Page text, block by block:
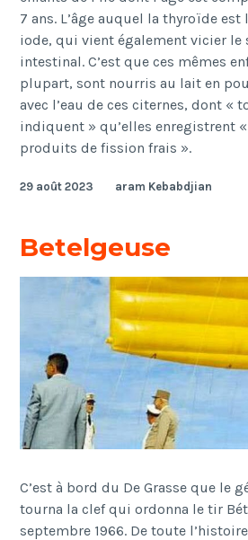
7 ans. L’âge auquel la thyroïde
iode, qui vient également vicier le
intestinal. C’est que ces mêmes
plupart, sont nourris au lait en
avec l’eau de ces citernes, dont «
indiquent » qu’elles enregistrent
produits de fission frais ».
29 août 2023 aram Kebabdjian
Betelgeuse
C’est à bord du De Grasse que le
tourna la clef qui ordonna le tir
septembre 1966. De toute